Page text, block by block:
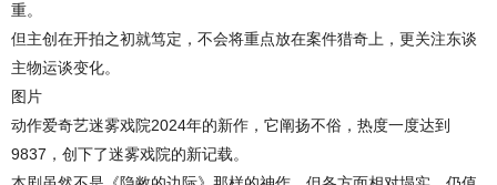
重。
但主创在开拍之初就笃定，不会将重点放在案件猎奇上，更关注东谈
主物运谈变化。
图片
动作爱奇艺迷雾戏院2024年的新作，它阐扬不俗，热度一度达到
9837，创下了迷雾戏院的新记载。